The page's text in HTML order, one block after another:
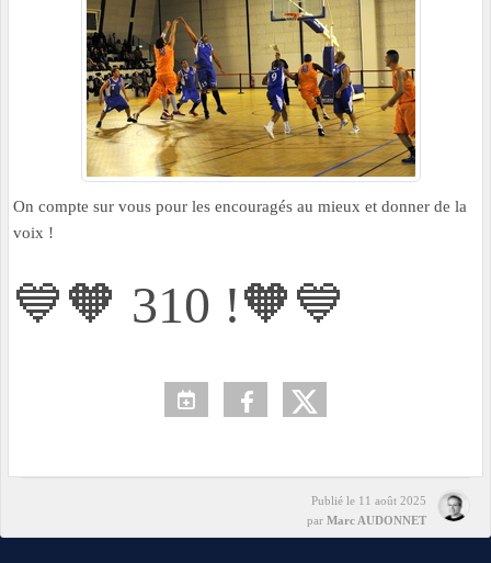
On compte sur vous pour les encouragés au mieux et donner de la
voix !
💙🧡 310 !🧡💙
Publié le 11 août 2025
par Marc AUDONNET